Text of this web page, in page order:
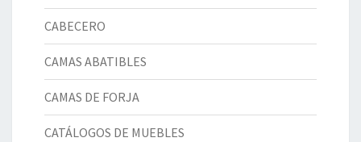
CABECERO
CAMAS ABATIBLES
CAMAS DE FORJA
CATÁLOGOS DE MUEBLES